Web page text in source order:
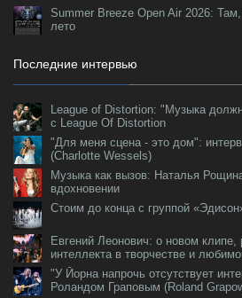
Summer Breeze Open Air 2026:
лето
Последние интервью
League of Distortion: "Музыка
с League Of Distortion
"Для меня сцена - это дом":
(Charlotte Wessels)
Музыка как вызов: Наталья
вдохновении
Стоим до конца с группой
Евгений Леонович: о новом клипе,
интеллекта в творчестве и
"У Йорна напрочь отсутствует
Роландом Граповым (Roland